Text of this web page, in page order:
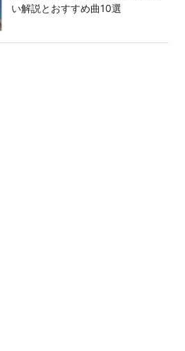
い解説とおすすめ曲10選